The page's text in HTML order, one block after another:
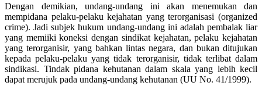
Dengan demikian, undang-undang ini akan menemukan dan
mempidana pelaku-pelaku kejahatan yang terorganisasi (organized
crime). Jadi subjek hukum undang-undang ini adalah pembalak liar
yang memiiki koneksi dengan sindikat kejahatan, pelaku kejahatan
yang terorganisir, yang bahkan lintas negara, dan bukan ditujukan
kepada pelaku-pelaku yang tidak terorganisir, tidak terlibat dalam
sindikasi. Tindak pidana kehutanan dalam skala yang lebih kecil
dapat merujuk pada undang-undang kehutanan (UU No. 41/1999).